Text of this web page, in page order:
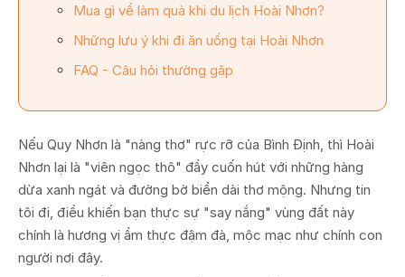
Mua gì về làm quà khi du lịch Hoài Nhơn?
Những lưu ý khi đi ăn uống tại Hoài Nhơn
FAQ - Câu hỏi thường gặp
Nếu Quy Nhơn là "nàng thơ" rực rỡ của Bình Định, thì Hoài
Nhơn lại là "viên ngọc thô" đầy cuốn hút với những hàng
dừa xanh ngát và đường bờ biển dài thơ mộng. Nhưng tin
tôi đi, điều khiến bạn thực sự "say nắng" vùng đất này
chính là hương vị ẩm thực đậm đà, mộc mạc như chính con
người nơi đây.